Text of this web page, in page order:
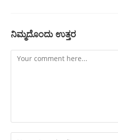
ನಿಮ್ಮದೊಂದು ಉತ್ತರ
Comment
Enter